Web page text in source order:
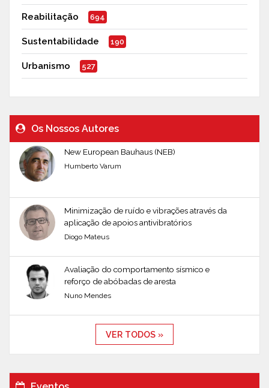
Reabilitação 694
Sustentabilidade 190
Urbanismo 527
Os Nossos Autores
New European Bauhaus (NEB)
Humberto Varum
Minimização de ruído e vibrações através da
aplicação de apoios antivibratórios
Diogo Mateus
Avaliação do comportamento sísmico e
reforço de abóbadas de aresta
Nuno Mendes
VER TODOS »